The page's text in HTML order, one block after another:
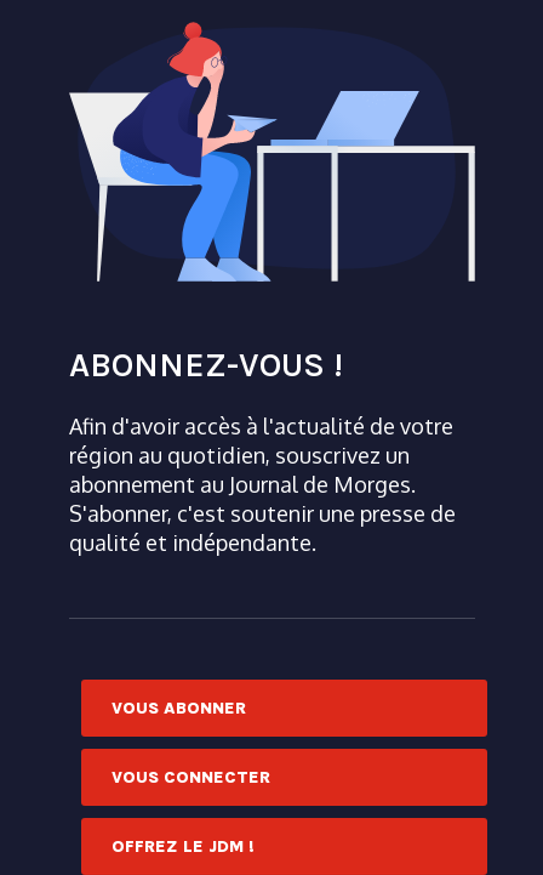
ABONNEZ-VOUS !
Afin d'avoir accès à l'actualité de votre
région au quotidien, souscrivez un
abonnement au Journal de Morges.
S'abonner, c'est soutenir une presse de
qualité et indépendante.
VOUS ABONNER
VOUS CONNECTER
OFFREZ LE JDM !